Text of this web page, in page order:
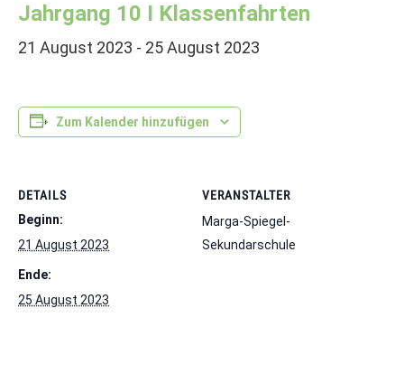
Jahrgang 10 I Klassenfahrten
21 August 2023 - 25 August 2023
Zum Kalender hinzufügen
DETAILS
Beginn:
21 August 2023
Ende:
25 August 2023
VERANSTALTER
Marga-Spiegel-
Sekundarschule